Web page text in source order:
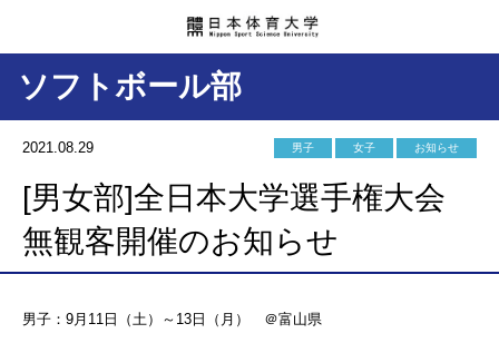
ソフトボール部
2021.08.29 男子 女子 お知らせ
[男女部]全日本大学選手権大会
無観客開催のお知らせ
男子：9月11日（土）～13日（月） ＠富山県